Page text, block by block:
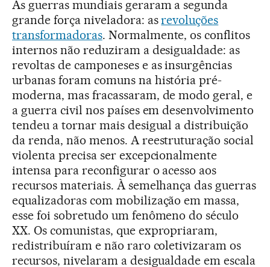
As guerras mundiais geraram a segunda
grande força niveladora: asrevoluções
transformadoras. Normalmente, os conflitos
internos não reduziram a desigualdade: as
revoltas de camponeses e as insurgências
urbanas foram comuns na história pré-
moderna, mas fracassaram, de modo geral, e
a guerra civil nos países em desenvolvimento
tendeu a tornar mais desigual a distribuição
da renda, não menos. A reestruturação social
violenta precisa ser excepcionalmente
intensa para reconfigurar o acesso aos
recursos materiais. À semelhança das guerras
equalizadoras com mobilização em massa,
esse foi sobretudo um fenômeno do século
XX. Os comunistas, que expropriaram,
redistribuíram e não raro coletivizaram os
recursos, nivelaram a desigualdade em escala